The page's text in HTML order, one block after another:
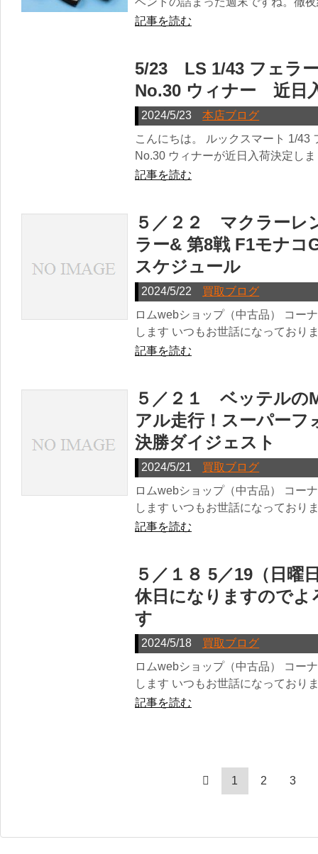
記事を読む
5/23 LS 1/43 フェラ
No.30 ウィナー 近日
2024/5/23
本店ブログ
こんにちは。 ルックスマート 1/43
No.30 ウィナーが近日入荷決定しま
記事を読む
５／２２ マクラーレ
ラー& 第8戦 F1モナコ
スケジュール
2024/5/22
買取ブログ
ロムwebショップ（中古品） コー
します いつもお世話になってお
記事を読む
５／２１ ベッテルの
アル走行！スーパー
決勝ダイジェスト
2024/5/21
買取ブログ
ロムwebショップ（中古品） コー
します いつもお世話になってお
記事を読む
５／１８ 5／19（日曜
休日になりますので
す
2024/5/18
買取ブログ
ロムwebショップ（中古品） コー
します いつもお世話になってお
記事を読む
1 2 3